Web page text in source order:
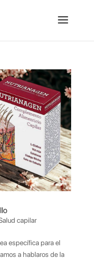
capilar
específica para el
a hablaros de la